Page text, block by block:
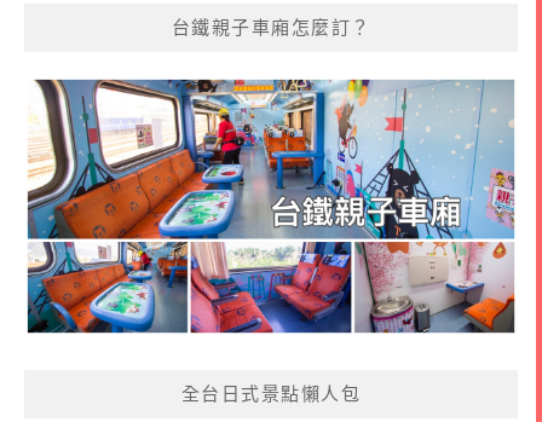
台鐵親子車廂怎麼訂？
全台日式景點懶人包